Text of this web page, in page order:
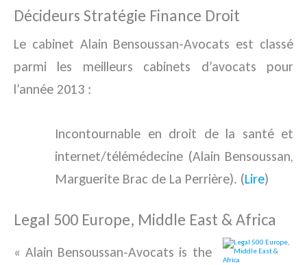
Décideurs Stratégie Finance Droit
Le cabinet Alain Bensoussan-Avocats est classé
parmi les meilleurs cabinets d’avocats pour
l’année 2013 :
Incontournable en droit de la santé et
internet/télémédecine (Alain Bensoussan,
Marguerite Brac de La Perrière). (Lire)
Legal 500 Europe, Middle East & Africa
« Alain Bensoussan-Avocats is the